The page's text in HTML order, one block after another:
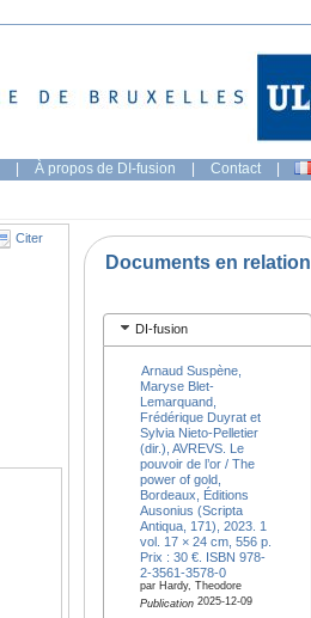
| À propos de DI-fusion | Contact |
Citer
Documents en relation
DI-fusion
Arnaud Suspène,
Maryse Blet-
Lemarquand,
Frédérique Duyrat et
Sylvia Nieto-Pelletier
(dir.), AVREVS. Le
pouvoir de l’or / The
power of gold,
Bordeaux, Éditions
Ausonius (Scripta
Antiqua, 171), 2023. 1
vol. 17 × 24 cm, 556 p.
Prix : 30 €. ISBN 978-
2-3561-3578-0
par Hardy, Theodore
Publication2025-12-09